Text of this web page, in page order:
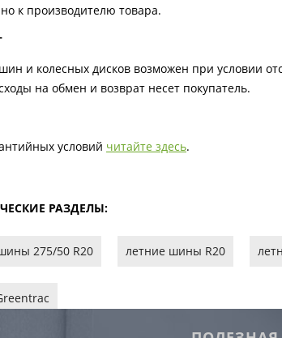
к производителю товара.
и колесных дисков возможен при условии
на обмен и возврат несет покупатель.
условий читайте здесь.
РАЗДЕЛЫ:
275/50 R20 летние шины R20